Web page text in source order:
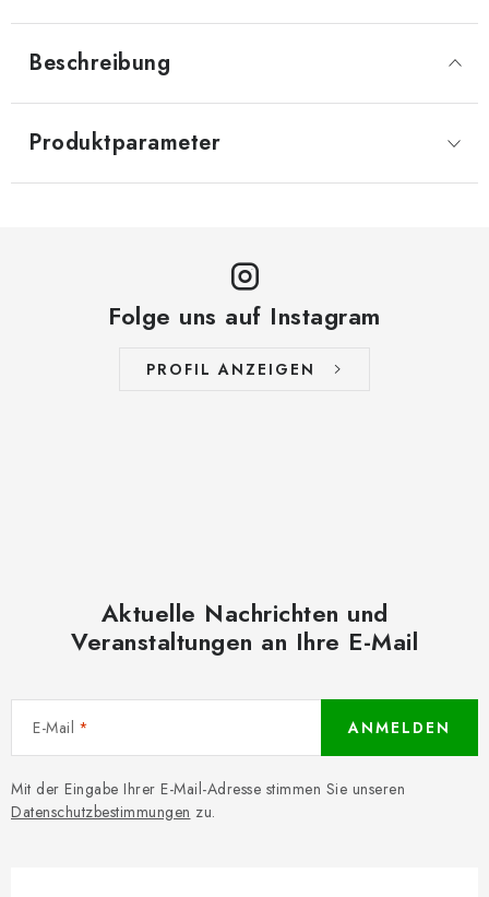
Beschreibung
Produktparameter
Folge uns auf Instagram
PROFIL ANZEIGEN
Aktuelle Nachrichten und
Veranstaltungen an Ihre E-Mail
E-Mail
Mit der Eingabe Ihrer E-Mail-Adresse stimmen Sie unseren
Datenschutzbestimmungen zu.
ANMELDEN